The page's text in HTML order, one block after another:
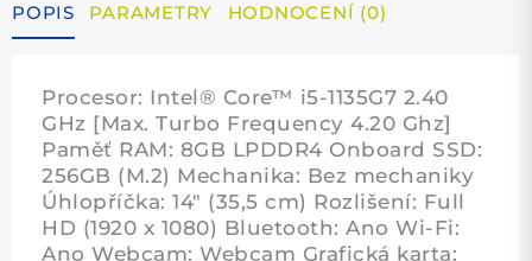
POPIS PARAMETRY HODNOCENÍ (0)
Procesor: Intel® Core™ i5-1135G7 2.40
GHz [Max. Turbo Frequency 4.20 Ghz]
Paměť RAM: 8GB LPDDR4 Onboard SSD:
256GB (M.2) Mechanika: Bez mechaniky
Úhlopříčka: 14" (35,5 cm) Rozlišení: Full
HD (1920 x 1080) Bluetooth: Ano Wi-Fi:
Ano Webcam: Webcam Grafická karta: